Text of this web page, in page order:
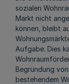
sozialen
Markt nicht
können, bleibt
Aufgabe. Dies
Begründung
bestehendem